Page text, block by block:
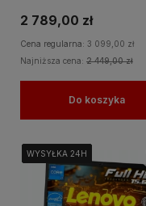
2 789,00 zł
Cena regularna: 3 099,00 zł
Najniższa cena: 2 449,00 zł
Do koszyka
WYSYŁKA 24H
WYSYŁKA 24H
WYSYŁKA 24H
WYSYŁKA 24H
WYSYŁKA 24H